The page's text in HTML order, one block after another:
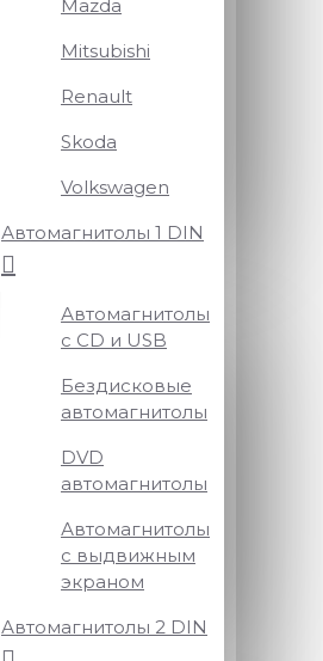
Mazda
Mitsubishi
Renault
Skoda
Volkswagen
Автомагнитолы 1 DIN
Автомагнитолы
с CD и USB
Бездисковые
автомагнитолы
DVD
автомагнитолы
Автомагнитолы
с выдвижным
экраном
Автомагнитолы 2 DIN